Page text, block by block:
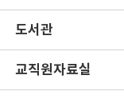
도서관
교직원자료실